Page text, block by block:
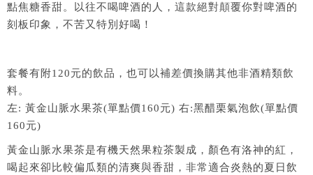
點焦糖香甜。以往不喝啤酒的人，這款絕對顛覆你對啤酒的
刻板印象，不苦又特別好喝！
套餐有附120元的飲品，也可以補差價換購其他非酒精類飲
料。
左: 黃金山脈水果茶(單點價160元) 右:黑醋栗氣泡飲(單點價
160元)
黃金山脈水果茶是有機天然果粒茶製成，顏色有洛神的紅，
喝起來卻比較偏瓜類的清爽與香甜，非常適合炎熱的夏日飲